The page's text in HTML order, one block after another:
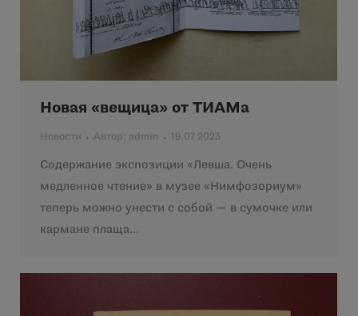
Новая «вещица» от ТИАМа
Новости Автор: admin 19.07.2023
Содержание экспозиции «Левша. Очень
медленное чтение» в музее «Нимфозориум»
теперь можно унести с собой — в сумочке или
кармане плаща…